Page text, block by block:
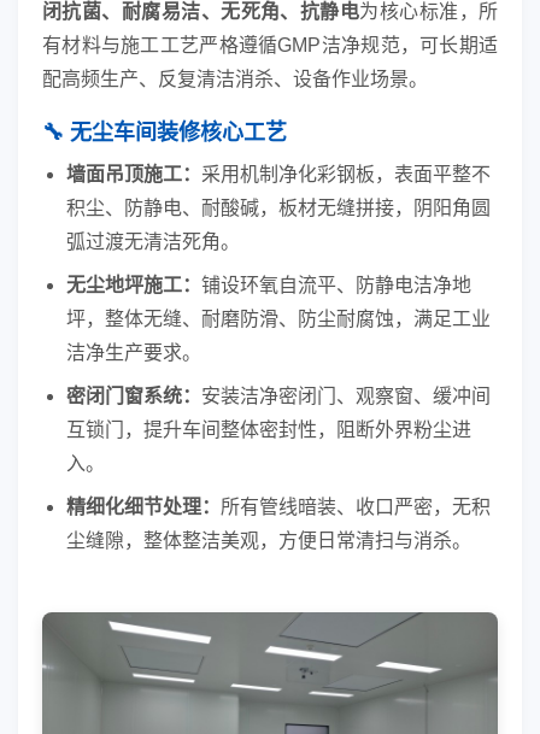
闭抗菌、耐腐易洁、无死角、抗静电为核心标准，所
有材料与施工工艺严格遵循GMP洁净规范，可长期适
配高频生产、反复清洁消杀、设备作业场景。
🔧 无尘车间装修核心工艺
墙面吊顶施工： 采用机制净化彩钢板，表面平整不
积尘、防静电、耐酸碱，板材无缝拼接，阴阳角圆
弧过渡无清洁死角。
无尘地坪施工： 铺设环氧自流平、防静电洁净地
坪，整体无缝、耐磨防滑、防尘耐腐蚀，满足工业
洁净生产要求。
密闭门窗系统： 安装洁净密闭门、观察窗、缓冲间
互锁门，提升车间整体密封性，阻断外界粉尘进
入。
精细化细节处理： 所有管线暗装、收口严密，无积
尘缝隙，整体整洁美观，方便日常清扫与消杀。